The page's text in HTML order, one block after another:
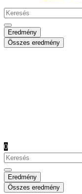
Search
...
Eredmény
Összes eredmény
0
Search
...
Eredmény
Összes eredmény